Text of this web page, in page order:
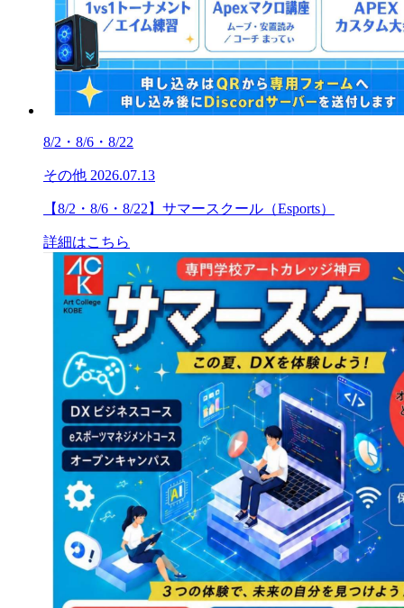
8/2・8/6・8/22
その他 2026.07.13
【8/2・8/6・8/22】サマースクール（Esports）
詳細はこちら